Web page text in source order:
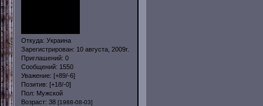
Откуда: Украина
Зарегистрирован: 10 августа, 2009г.
Приглашений: 0
Сообщений: 1550
Уважение: [+89/-6]
Позитив: [+18/-0]
Пол: Мужской
Возраст: 38 [1988-08-03]